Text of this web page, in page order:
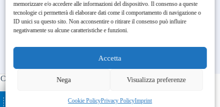
memorizzare e/o accedere alle informazioni del dispositivo. Il consenso a queste
tecnologie ci permetterà di elaborare dati come il comportamento di navigazione o
ID unici su questo sito. Non acconsentire o ritirare il consenso può influire
negativamente su alcune caratteristiche e funzioni.
Accetta
Nega Visualizza preferenze
Cookie PolicyPrivacy PolicyImprint
Unfortunately, the 7-day trial
period has expired.Check our
subscription plans! >>
Copyright © 2023-2026 Maison Aubry | All Rights Reserved |
Ottimizzato con